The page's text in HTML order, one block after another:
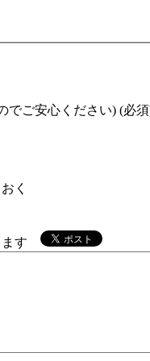
でご安心ください) (必
く
ます